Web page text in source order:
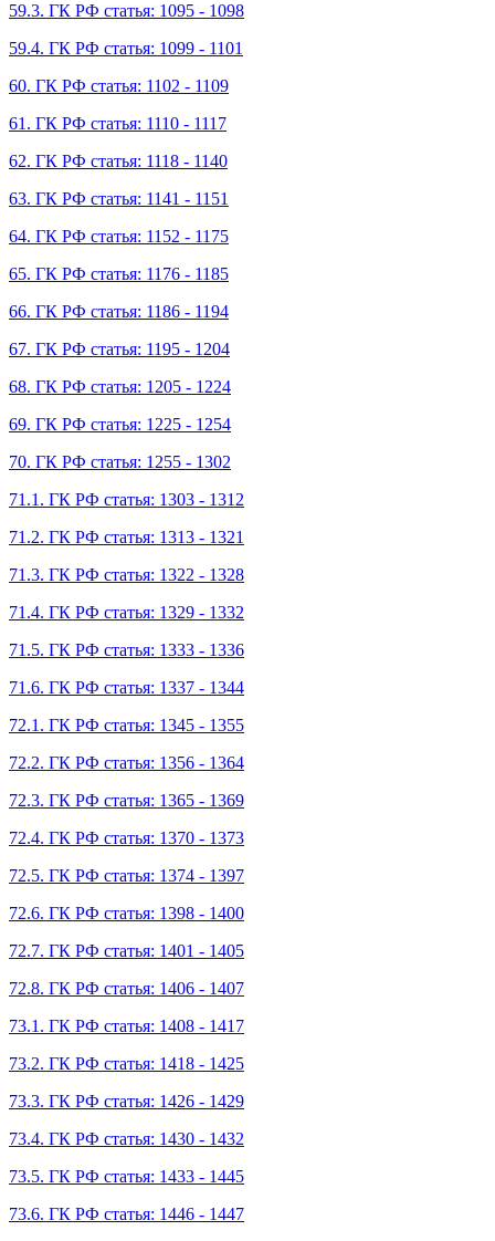
59.3. ГК РФ статья: 1095 - 1098
59.4. ГК РФ статья: 1099 - 1101
60. ГК РФ статья: 1102 - 1109
61. ГК РФ статья: 1110 - 1117
62. ГК РФ статья: 1118 - 1140
63. ГК РФ статья: 1141 - 1151
64. ГК РФ статья: 1152 - 1175
65. ГК РФ статья: 1176 - 1185
66. ГК РФ статья: 1186 - 1194
67. ГК РФ статья: 1195 - 1204
68. ГК РФ статья: 1205 - 1224
69. ГК РФ статья: 1225 - 1254
70. ГК РФ статья: 1255 - 1302
71.1. ГК РФ статья: 1303 - 1312
71.2. ГК РФ статья: 1313 - 1321
71.3. ГК РФ статья: 1322 - 1328
71.4. ГК РФ статья: 1329 - 1332
71.5. ГК РФ статья: 1333 - 1336
71.6. ГК РФ статья: 1337 - 1344
72.1. ГК РФ статья: 1345 - 1355
72.2. ГК РФ статья: 1356 - 1364
72.3. ГК РФ статья: 1365 - 1369
72.4. ГК РФ статья: 1370 - 1373
72.5. ГК РФ статья: 1374 - 1397
72.6. ГК РФ статья: 1398 - 1400
72.7. ГК РФ статья: 1401 - 1405
72.8. ГК РФ статья: 1406 - 1407
73.1. ГК РФ статья: 1408 - 1417
73.2. ГК РФ статья: 1418 - 1425
73.3. ГК РФ статья: 1426 - 1429
73.4. ГК РФ статья: 1430 - 1432
73.5. ГК РФ статья: 1433 - 1445
73.6. ГК РФ статья: 1446 - 1447